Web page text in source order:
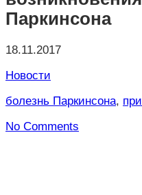
Паркинсона
18.11.2017
Новости
болезнь Паркинсона,
No Comments